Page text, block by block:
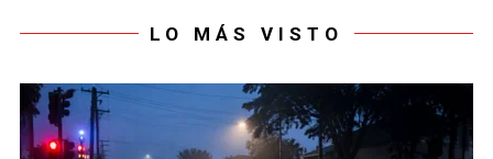
LO MÁS VISTO